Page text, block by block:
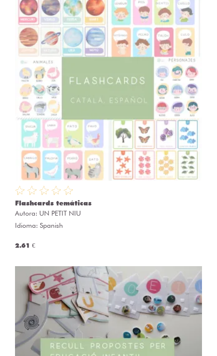
Flashcards temáticas
Autora: UN PETIT NIU
Idioma: Spanish
2.61 €